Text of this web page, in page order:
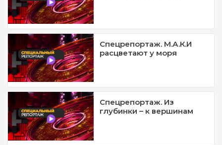
Спецрепортаж. М.А.К.И
расцветают у моря
Спецрепортаж. Из
глубинки – к вершинам